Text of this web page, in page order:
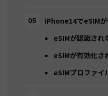
iPhone14でeSIM
eSIMが認識され
eSIMが有効化さ
eSIMプロファイ